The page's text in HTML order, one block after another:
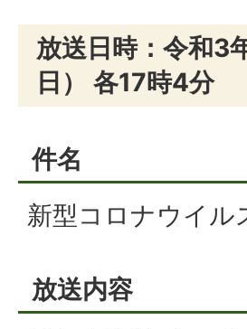
放送日時：令和3
日） 各17時4分
件名
新型コロナウイル
放送内容